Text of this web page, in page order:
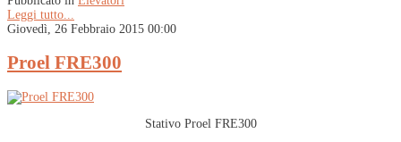
Leggi tutto...
Giovedì, 26 Febbraio 2015 00:00
Proel FRE300
Stativo Proel FRE300